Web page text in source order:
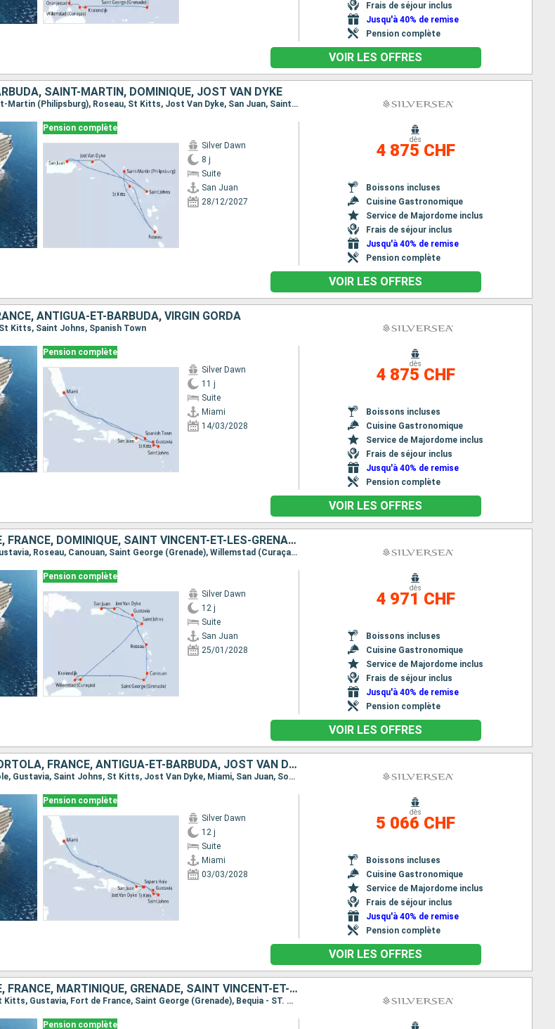
Frais de séjour inclus
Jusqu'à 40% de remise
Pension complète
VOIR LES OFFRES
SAINT-MARTIN, DOMINIQUE, JOST VAN DYKE
Itinéraire : San Juan, Saint Johns, Saint-Martin (Philipsburg), Roseau, St Kitts, Jost Van Dyke, San Juan, Saint Johns, Saint-Martin (Philipsburg), Roseau, St Kitts, Jost Van Dyke, San Juan
Pension complète
Silver Dawn
8 j
Suite
San Juan
28/12/2027
dès
4 875 CHF
Boissons incluses
Cuisine Gastronomique
Service de Majordome inclus
Frais de séjour inclus
Jusqu'à 40% de remise
Pension complète
VOIR LES OFFRES
ANTIGUA-ET-BARBUDA, VIRGIN GORDA
Kitts, Saint Johns, Spanish Town
Pension complète
Silver Dawn
11 j
Suite
Miami
14/03/2028
dès
4 875 CHF
Boissons incluses
Cuisine Gastronomique
Service de Majordome inclus
Frais de séjour inclus
Jusqu'à 40% de remise
Pension complète
VOIR LES OFFRES
PORTO RICO, JOST VAN DYKE, FRANCE, DOMINIQUE, SAINT VINCENT-ET-LES-GRENADINES, GRENADE, BONAIRE, ANTIGUA-ET-BARBUDA
Itinéraire : San Juan, Jost Van Dyke, Gustavia, Roseau, Canouan, Saint George (Grenade), Willemstad (Curaçao), Kralendijk, Saint Johns, San Juan, Jost Van Dyke, Gustavia, Roseau, Canouan, Saint George (Grenade), Willemstad (Curaçao), Kralendijk, Saint Johns, San Juan
Pension complète
Silver Dawn
12 j
Suite
San Juan
25/01/2028
dès
4 971 CHF
Boissons incluses
Cuisine Gastronomique
Service de Majordome inclus
Frais de séjour inclus
Jusqu'à 40% de remise
Pension complète
VOIR LES OFFRES
ÉTATS-UNIS, PORTO RICO, TORTOLA, FRANCE, ANTIGUA-ET-BARBUDA, JOST VAN DYKE
Itinéraire : Miami, San Juan, Sopers Hole, Gustavia, Saint Johns, St Kitts, Jost Van Dyke, Miami, San Juan, Sopers Hole, Gustavia, Saint Johns, St Kitts, Jost Van Dyke, Miami
Pension complète
Silver Dawn
12 j
Suite
Miami
03/03/2028
dès
5 066 CHF
Boissons incluses
Cuisine Gastronomique
Service de Majordome inclus
Frais de séjour inclus
Jusqu'à 40% de remise
Pension complète
VOIR LES OFFRES
PORTO RICO, JOST VAN DYKE, FRANCE, MARTINIQUE, GRENADE, SAINT VINCENT-ET-LES-GRENADINES, SAINTE-LUCIE, ANTIGUA-ET-BARBUDA
Itinéraire : San Juan, Jost Van Dyke, St Kitts, Gustavia, Fort de France, Saint George (Grenade), Bequia - ST. Vincent, Castries, Saint Johns, San Juan, Jost Van Dyke, St Kitts, Gustavia, Fort de France, Saint George (Grenade), Bequia - ST. Vincent, Castries, Saint Johns, San Juan
Pension complète